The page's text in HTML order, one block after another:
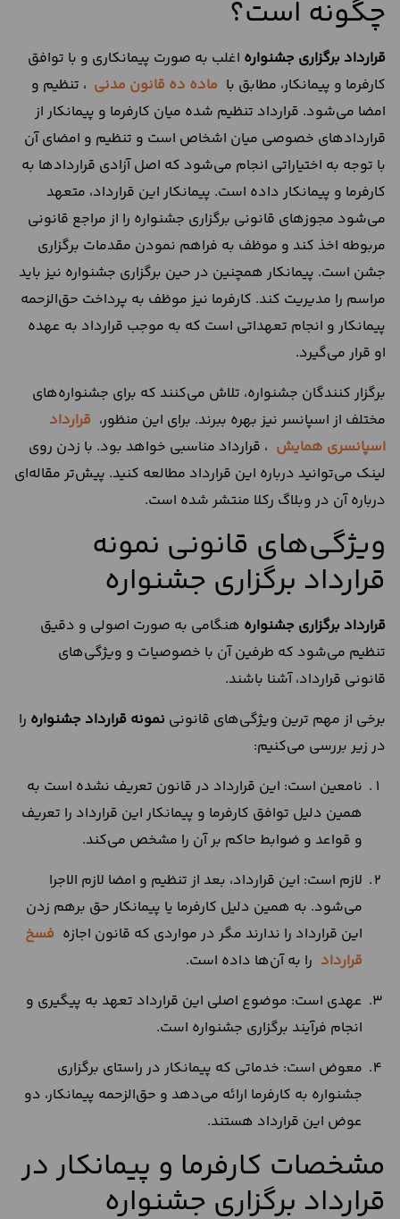
چگونه است؟
قرارداد برگزاری جشنواره اغلب به صورت پیمانکاری و با توافق
کارفرما و پیمانکار، مطابق با ماده ده قانون مدنی ، تنظیم و
امضا می‌شود. قرارداد تنظیم شده میان کارفرما و پیمانکار از
قراردادهای خصوصی میان اشخاص است و تنظیم و امضای آن
با توجه به اختیاراتی انجام می‌شود که اصل آزادی قراردادها به
کارفرما و پیمانکار داده است. پیمانکار این قرارداد، متعهد
می‌شود مجوز‌های قانونی برگزاری جشنواره را از مراجع قانونی
مربوطه اخذ کند و موظف به فراهم نمودن مقدمات برگزاری
جشن است. پیمانکار همچنین در حین برگزاری جشنواره نیز باید
مراسم را مدیریت کند. کارفرما نیز موظف به پرداخت حق‌الزحمه
پیمانکار و انجام تعهداتی است که به موجب قرارداد به عهده
او قرار می‌گیرد.
برگزار کنندگان جشنواره، تلاش می‌کنند که برای جشنواره‌های
مختلف از اسپانسر نیز بهره ببرند. برای این منظور، قرارداد
اسپانسری همایش ، قرارداد مناسبی خواهد بود. با زدن روی
لینک می‌توانید درباره این قرارداد مطالعه کنید. پیش‌تر مقاله‌ای
درباره آن در وبلاگ رکلا منتشر شده است.
ویژگی‌های قانونی نمونه
قرارداد برگزاری جشنواره
قرارداد برگزاری جشنواره هنگامی به صورت اصولی و دقیق
تنظیم می‌شود که طرفین آن با خصوصیات و ویژگی‌های
قانونی قرارداد، آشنا باشند.
برخی از مهم ترین ویژگی‌های قانونی نمونه قرارداد جشنواره را
در زیر بررسی می‌کنیم:
نامعین است: این قرارداد در قانون تعریف نشده است به
همین دلیل توافق کارفرما و پیمانکار این قرارداد را تعریف
و قواعد و ضوابط حاکم بر آن را مشخص می‌کند.
لازم است: این قرارداد، بعد از تنظیم و امضا لازم الاجرا
می‌شود. به همین دلیل کارفرما یا پیمانکار حق برهم زدن
این قرارداد را ندارند مگر در مواردی که قانون اجازه فسخ
قرارداد را به آن‌ها داده است.
عهدی است: موضوع اصلی این قرارداد تعهد به پیگیری و
انجام فرآیند برگزاری جشنواره است.
معوض است: خدماتی که پیمانکار در راستای برگزاری
جشنواره به کارفرما ارائه می‌دهد و حق‌الزحمه پیمانکار، دو
عوض این قرارداد هستند.
مشخصات کارفرما و پیمانکار در
قرارداد برگزاری جشنواره